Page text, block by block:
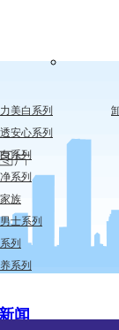
美白系列
安心系列
系列
系列
族
士系列
列
系列
闻